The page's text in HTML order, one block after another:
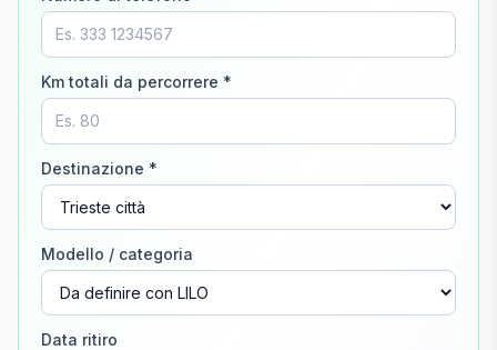
Km totali da percorrere *
Destinazione *
Modello / categoria
Data ritiro